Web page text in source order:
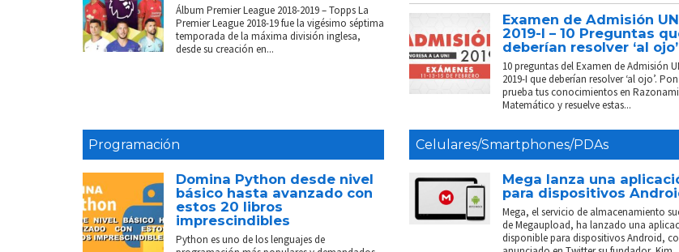
Álbum Premier League 2018-2019 – Topps La
Premier League 2018-19 fue la vigésimo séptima
temporada de la máxima división inglesa,
desde su creación en...
Examen de Admisión
2019-I – 10 Preguntas
deberían resolver ‘al ojo’
10 preguntas del Examen de Admisión
2019-I que deberían resolver ‘al ojo’.
prueba tus conocimientos en
Matemático y resuelve estas...
Programación
Domina Python desde nivel
básico hasta avanzado con
estos 20 libros
imprescindibles
Python es uno de los lenguajes de
Celulares/Smartphones/PDAs
Mega lanza una
para dispositivos
Mega, el servicio de almacenamiento
de Megaupload, ha lanzado una
disponible para dispositivos Android,